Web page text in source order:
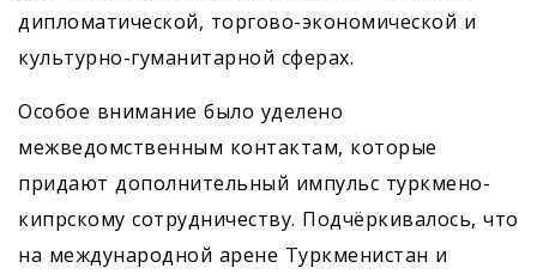
дипломатической, торгово-экономической и
культурно-гуманитарной сферах.
Особое внимание было уделено
межведомственным контактам, которые
придают дополнительный импульс туркмено-
кипрскому сотрудничеству. Подчёркивалось, что
на международной арене Туркменистан и